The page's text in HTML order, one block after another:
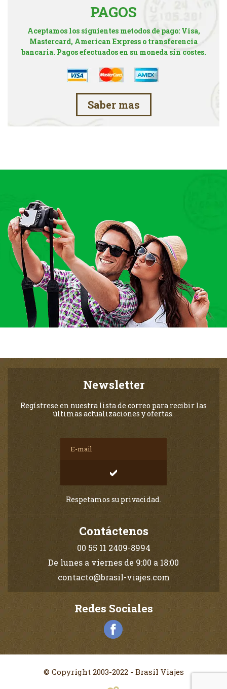
PAGOS
Aceptamos los siguientes metodos de pago: Visa,
Mastercard, American Express o transferencia
bancaria. Pagos efectuados en su moneda sin costes.
Saber mas
Newsletter
Regístrese en nuestra lista de correo para recibir las
últimas actualizaciones y ofertas.
Respetamos su privacidad.
Contáctenos
00 55 11 2409-8994
De lunes a viernes de 9:00 a 18:00
contacto@brasil-viajes.com
Redes Sociales
© Copyright 2003-2022 - Brasil Viajes